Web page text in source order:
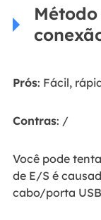
Prós: Fácil,
Contras: /
Você pode
de E/S é
cabo/porta